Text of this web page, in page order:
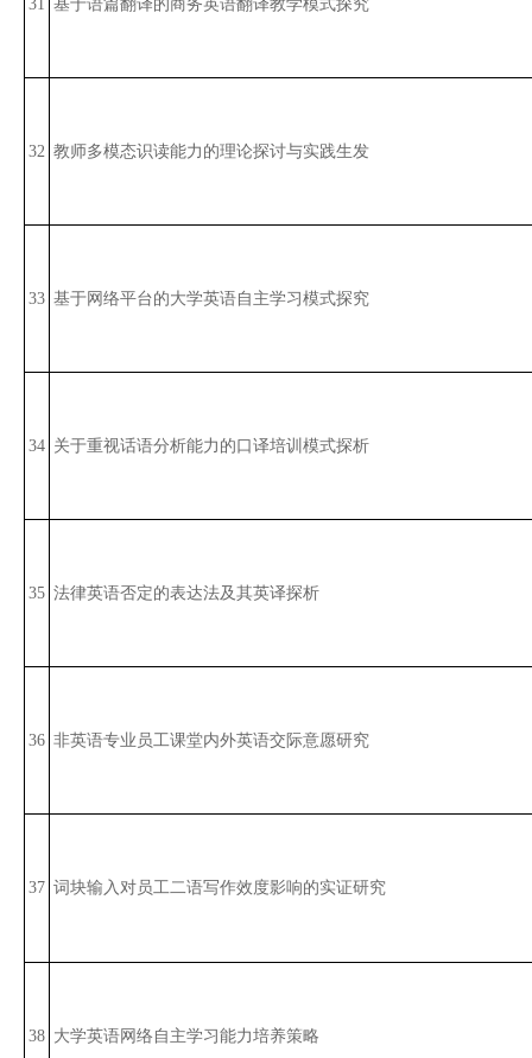
31 基于语篇翻译的商务英语翻译教学模式探究
32 教师多模态识读能力的理论探讨与实践生发
33 基于网络平台的大学英语自主学习模式探究
34 关于重视话语分析能力的口译培训模式探析
35 法律英语否定的表达法及其英译探析
36 非英语专业员工课堂内外英语交际意愿研究
37 词块输入对员工二语写作效度影响的实证研究
38 大学英语网络自主学习能力培养策略